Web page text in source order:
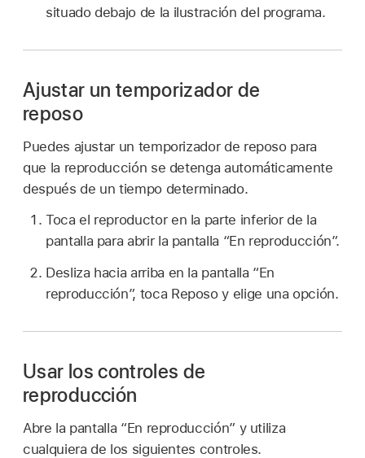
situado debajo de la ilustración del programa.
Ajustar un temporizador de
reposo
Puedes ajustar un temporizador de reposo para
que la reproducción se detenga automáticamente
después de un tiempo determinado.
Toca el reproductor en la parte inferior de la
pantalla para abrir la pantalla “En reproducción”.
Desliza hacia arriba en la pantalla “En
reproducción”, toca Reposo y elige una opción.
Usar los controles de
reproducción
Abre la pantalla “En reproducción” y utiliza
cualquiera de los siguientes controles.